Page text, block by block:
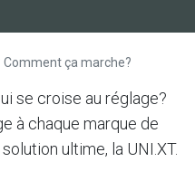
Comment ça marche?
se croise au réglage?
à chaque marque de
ultime, la UNI.XT.